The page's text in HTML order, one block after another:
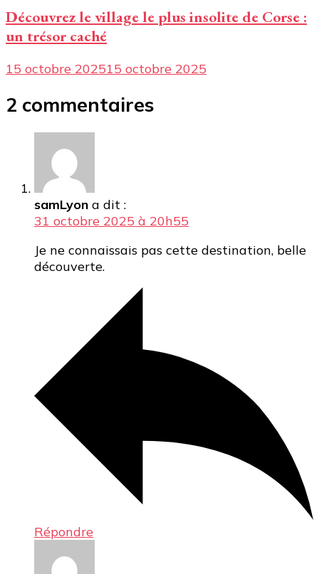
Découvrez le village le plus insolite de Corse :
un trésor caché
15 octobre 202515 octobre 2025
2 commentaires
samLyon a dit :
31 octobre 2025 à 20h55
Je ne connaissais pas cette destination, belle
découverte.
Répondre